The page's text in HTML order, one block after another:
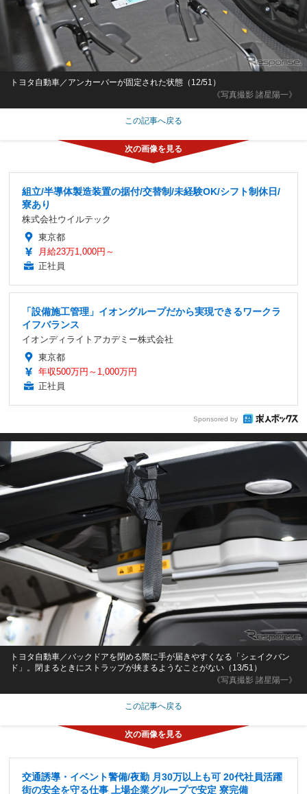
《写真撮影 諸星陽一》
トヨタ自動車／アンカーバーが固定された状態（12/51）
この記事へ戻る
組立/半導体製造装置の据付/交替制/未経験OK/シフト制休日/
寮あり
株式会社ウイルテック
東京都
月給23万1,000円～
正社員
「設備施工管理」イオングループだから実現できるワークラ
イフバランス
イオンディライトアカデミー株式会社
東京都
年収500万円～1,000万円
正社員
Sponsored by
《写真撮影 諸星陽一》
トヨタ自動車／バックドアを閉める際に手が届きやすくなる「シェイクバン
ド」。閉まるときにストラップが挟まるようなことがない（13/51）
この記事へ戻る
交通誘導・イベント警備/夜勤 月30万以上も可 20代社員活躍
街の安全を守る仕事 上場企業グループで安定 寮完備